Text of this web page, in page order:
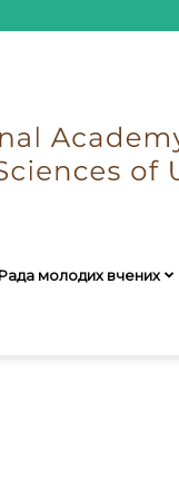
молодих вчених